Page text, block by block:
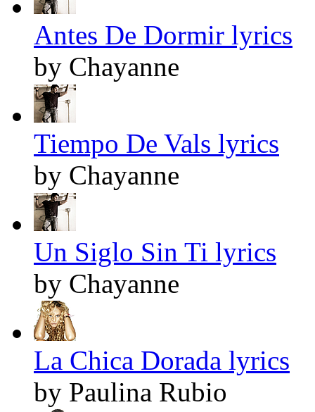
Antes De Dormir lyrics
by Chayanne
Tiempo De Vals lyrics
by Chayanne
Un Siglo Sin Ti lyrics
by Chayanne
La Chica Dorada lyrics
by Paulina Rubio